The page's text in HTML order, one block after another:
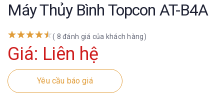
Máy Thủy Bình Topcon AT-B4A
( 8 đánh giá của khách hàng)
Giá: Liên hệ
Yêu cầu báo giá